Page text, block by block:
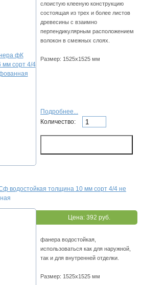
слоистую клееную конструкцию
состоящая из трех и более листов
древесины с взаимно
перпендикулярным расположением
волокон в смежных слоях.
Размер: 1525х1525 мм
Подробнее...
Количество:
водостойкая толщина 10 мм сорт 4/4 не
Цена: 392 руб.
фанера водостойкая,
использоваться как для наружной,
так и для внутренней отделки.
Размер: 1525х1525 мм